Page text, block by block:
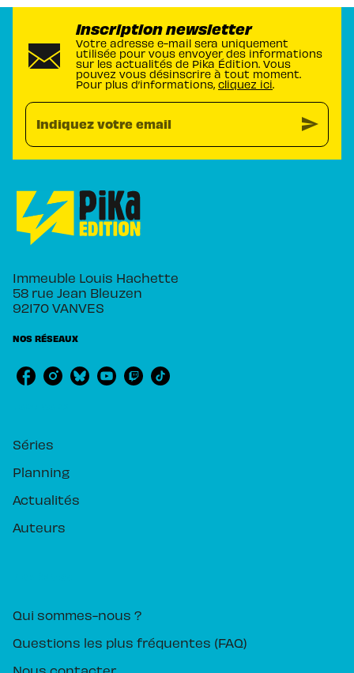
Inscription newsletter
Votre adresse e-mail sera uniquement
utilisée pour vous envoyer des informations
sur les actualités de Pika Édition. Vous
pouvez vous désinscrire à tout moment.
Pour plus d’informations, cliquez ici.
Indiquez votre email send
Immeuble Louis Hachette
58 rue Jean Bleuzen
92170 VANVES
NOS RÉSEAUX
Séries
Planning
Actualités
Auteurs
Qui sommes-nous ?
Questions les plus fréquentes (FAQ)
Nous contacter